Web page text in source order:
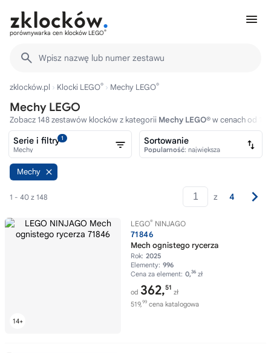
porównywarka cen klocków LEGO®
Wpisz nazwę lub numer zestawu
zklocków.pl Klocki LEGO® Mechy LEGO®
Mechy LEGO
Zobacz 148 zestawów klocków z kategorii Mechy LEGO®w cenach od
Mechy
1 - 40 z 148 z 4
LEGO® NINJAGO
71846
Mech ognistego rycerza
Rok: 2025
Elementy: 996
Cena za element: 0,36 zł
od 362,51
zł
519,99 cena katalogowa
Serie i filtry1
Mechy
Sortowanie
Popularność: największa